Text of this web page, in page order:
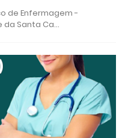
de Enfermagem -
da Santa Ca…